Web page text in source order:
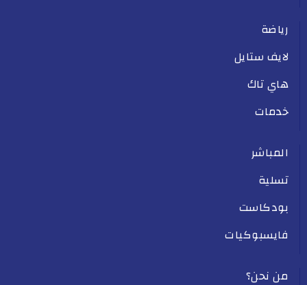
رياضة
لايف ستايل
هاي تاك
خدمات
المباشر
تسلية
بودكاست
فايسبوكيات
من نحن؟